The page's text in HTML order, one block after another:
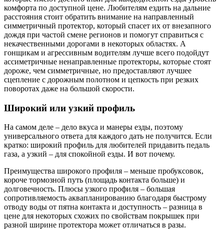
комфорта по доступной цене. Любителям ездить на дальние
расстояния стоит обратить внимание на направленный
симметричный протектор, который спасет их от внезапного
дождя при частой смене регионов и помогут справиться с
некачественными дорогами в некоторых областях. А
гонщикам и агрессивным водителям лучше всего подойдут
ассиметричные ненаправленные протекторы, которые стоят
дороже, чем симметричные, но предоставляют лучшее
сцепление с дорожным полотном и цепкость при резких
поворотах даже на большой скорости.
Широкий или узкий профиль
На самом деле – дело вкуса и манеры езды, поэтому
универсального ответа для каждого дать не получится. Если
кратко: широкий профиль для любителей придавить педаль
газа, а узкий – для спокойной езды. И вот почему.
Преимущества широкого профиля – меньше пробуксовок,
короче тормозной путь (площадь контакта больше) и
долговечность. Плюсы узкого профиля – большая
сопротивляемость аквапланированию благодаря быстрому
отводу воды от пятна контакта и доступность – разница в
цене для некоторых схожих по свойствам покрышек при
разной ширине протектора может отличаться в разы.